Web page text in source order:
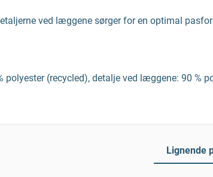
ved læggene sørger for en optimal
polyester (recycled), detalje ved læggene: 90 %
Lignende